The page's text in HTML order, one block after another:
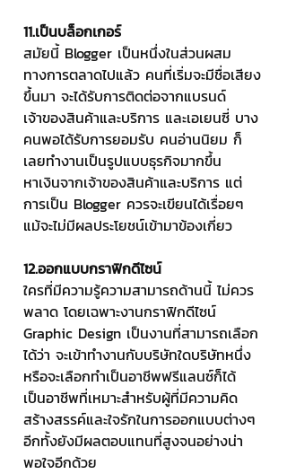
11.เป็นบล็อกเกอร์
สมัยนี้ Blogger เป็นหนึ่งในส่วนผสม
ทางการตลาดไปแล้ว คนที่เริ่มจะมีชื่อเสียง
ขึ้นมา จะได้รับการติดต่อจากแบรนด์
เจ้าของสินค้าและบริการ และเอเยนซี่ บาง
คนพอได้รับการยอมรับ คนอ่านนิยม ก็
เลยทำงานเป็นรูปแบบธุรกิจมากขึ้น
หาเงินจากเจ้าของสินค้าและบริการ แต่
การเป็น Blogger ควรจะเขียนได้เรื่อยๆ
แม้จะไม่มีผลประโยชน์เข้ามาข้องเกี่ยว
12.ออกแบบกราฟิกดีไซน์
ใครที่มีความรู้ความสามารถด้านนี้ ไม่ควร
พลาด โดยเฉพาะงานกราฟิกดีไซน์
Graphic Design เป็นงานที่สามารถเลือก
ได้ว่า จะเข้าทำงานกับบริษัทใดบริษัทหนึ่ง
หรือจะเลือกทำเป็นอาชีพฟรีแลนซ์ก็ได้
เป็นอาชีพที่เหมาะสำหรับผู้ที่มีความคิด
สร้างสรรค์และใจรักในการออกแบบต่างๆ
อีกทั้งยังมีผลตอบแทนที่สูงจนอย่างน่า
พอใจอีกด้วย